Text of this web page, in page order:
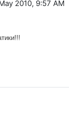
2010, 9:57 AM